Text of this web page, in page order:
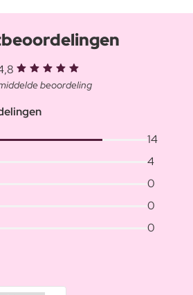
beoordeling
14
4
0
0
0